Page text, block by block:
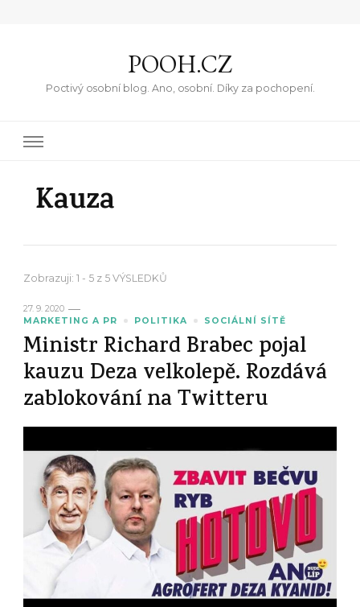
POOH.CZ
Poctivý osobní blog. Ano, osobní. Díky za pochopení.
Kauza
Zobrazuji: 1 - 5 z 5 VÝSLEDKŮ
27. 9. 2020
MARKETING A PR
POLITIKA SOCIÁLNÍ SÍTĚ
Ministr Richard Brabec pojal
kauzu Deza velkolepě. Rozdává
zablokování na Twitteru